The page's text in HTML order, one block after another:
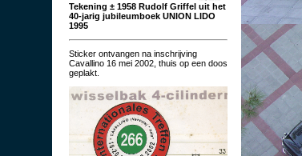
Tekening ± 1958 Rudolf Griffel uit het
40-jarig jubileumboek UNION LIDO
1995
Sticker ontvangen na inschrijving
Cavallino 16 mei 2002, thuis op een doos
geplakt.